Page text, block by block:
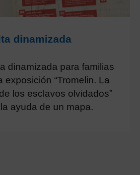
dinamizada
dinamizada para familias
exposición “Tromelin. La
los esclavos olvidados”
ayuda de un mapa.